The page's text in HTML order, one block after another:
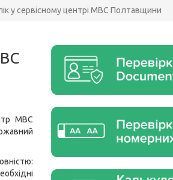
у сервісному центрі МВС Полтавщини
МВС